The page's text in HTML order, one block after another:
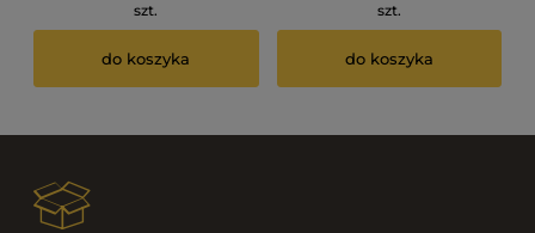
szt.
do koszyka
szt.
do koszyka